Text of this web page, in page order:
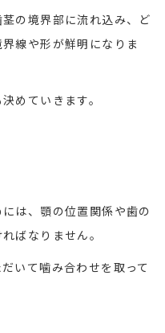
の境界部に流れ込み、ど
線や形が鮮明になりま
めていきます。
は、顎の位置関係や歯の
ばなりません。
いて噛み合わせを取って